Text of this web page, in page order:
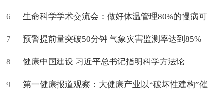
质量学术交流会在京举办
6 生命科学学术交流会：做好体温管理80%的慢病可
促进治愈
7 预警提前量突破50分钟 气象灾害监测率达到85%
8 健康中国建设 习近平总书记指明科学方法论
9 第一健康报道观察：大健康产业以“破坏性建构”催